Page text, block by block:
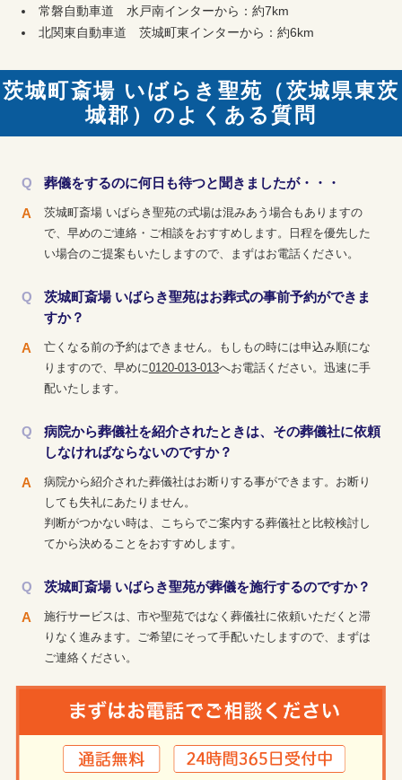
常磐自動車道 水戸南インターから：約7km
北関東自動車道 茨城町東インターから：約6km
茨城町斎場 いばらき聖苑（茨城県東茨
城郡）のよくある質問
葬儀をするのに何日も待つと聞きましたが・・・
茨城町斎場 いばらき聖苑の式場は混みあう場合もありますの
で、早めのご連絡・ご相談をおすすめします。日程を優先した
い場合のご提案もいたしますので、まずはお電話ください。
茨城町斎場 いばらき聖苑はお葬式の事前予約ができま
すか？
亡くなる前の予約はできません。もしもの時には申込み順にな
りますので、早めに0120-013-013へお電話ください。迅速に手
配いたします。
病院から葬儀社を紹介されたときは、その葬儀社に依頼
しなければならないのですか？
病院から紹介された葬儀社はお断りする事ができます。お断り
しても失礼にあたりません。
判断がつかない時は、こちらでご案内する葬儀社と比較検討し
てから決めることをおすすめします。
茨城町斎場 いばらき聖苑が葬儀を施行するのですか？
施行サービスは、市や聖苑ではなく葬儀社に依頼いただくと滞
りなく進みます。ご希望にそって手配いたしますので、まずは
ご連絡ください。